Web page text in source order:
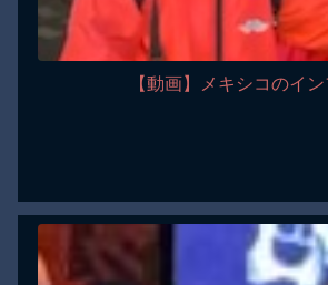
【動画】メキシコのイ